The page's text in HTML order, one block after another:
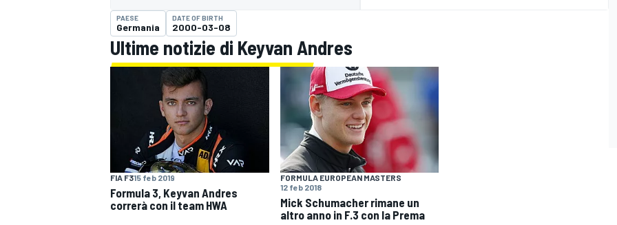
PAESE
Germania
DATE OF BIRTH
2000-03-08
Ultime notizie di Keyvan Andres
FIA F315 feb 2019
Formula 3, Keyvan Andres
correrà con il team HWA
FORMULA EUROPEAN MASTERS
12 feb 2018
Mick Schumacher rimane un
altro anno in F.3 con la Prema